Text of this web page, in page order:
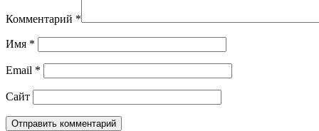
Комментарий *
Имя *
Email *
Сайт